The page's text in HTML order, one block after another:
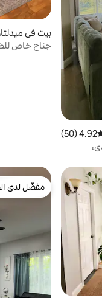
التقييم 4.92 من 5، 50 مراجعات
4.92 (50)
بيت في
جناح خاص
مفضّل لدى
مفضّل لدى